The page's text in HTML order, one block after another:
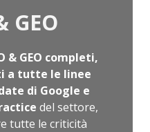
GEO
& GEO completi,
a tutte le linee
di Google e
del settore,
tutte le criticità